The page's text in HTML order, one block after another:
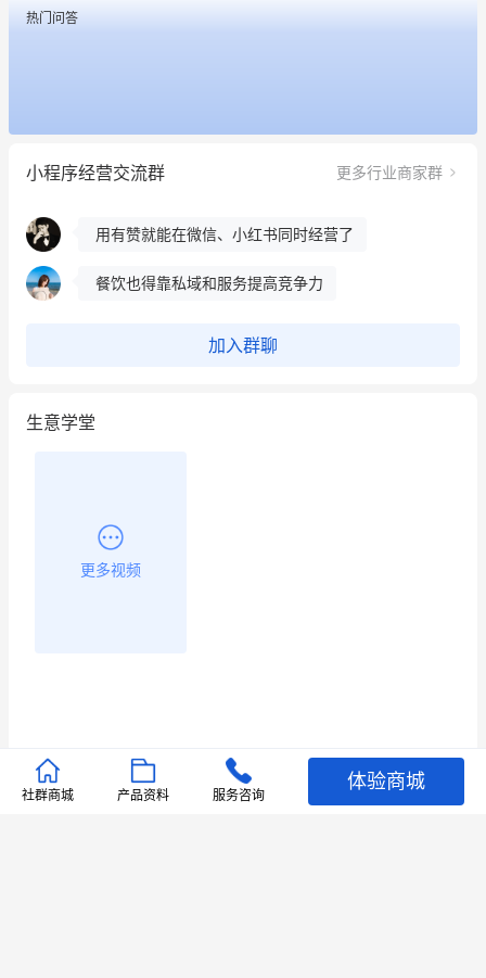
热门问答
小程序经营交流群 更多行业商家群
冰墩墩货源充足需要的联系我
这个营销策划案例推荐大家看一下
用有赞就能在微信、小红书同时经营了
餐饮也得靠私域和服务提高竞争力
加入群聊
生意学堂
更多视频
推荐文章
社群商城 产品资料 服务咨询
体验商城